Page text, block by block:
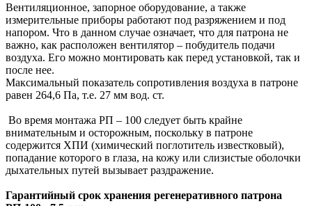
Вентиляционное, запорное оборудование, а также
измерительные приборы работают под разряжением и под
напором. Что в данном случае означает, что для патрона не
важно, как расположен вентилятор – побудитель подачи
воздуха. Его можно монтировать как перед установкой, так и
после нее.
Максимальный показатель сопротивления воздуха в патроне
равен 264,6 Па, т.е. 27 мм вод. ст.
Во время монтажа РП – 100 следует быть крайне
внимательным и осторожным, поскольку в патроне
содержится ХПИ (химический поглотитель известковый),
попадание которого в глаза, на кожу или слизистые оболочки
дыхательных путей вызывает раздражение.
Гарантийный срок хранения регенеративного патрона